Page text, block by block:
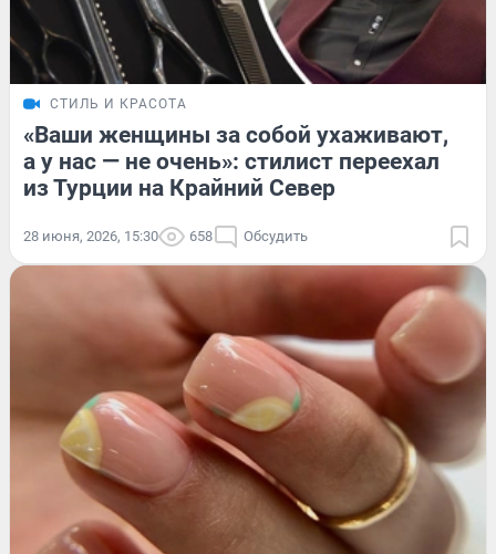
СТИЛЬ И КРАСОТА
«Ваши женщины за собой ухаживают,
а у нас — не очень»: стилист переехал
из Турции на Крайний Север
28 июня, 2026, 15:30 658 Обсудить